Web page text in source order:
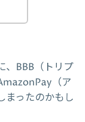
、BBB（トリプ
（ア
まったのかもし